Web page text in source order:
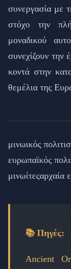
συνεργασία με
στόχο την
μοναδικού
συνεχίζουν την
κοντά στην
θεμέλια της
μινωικός
ευρωπαϊκός
μινωίτεςαρχαία
📚 Πηγές:
Ancient